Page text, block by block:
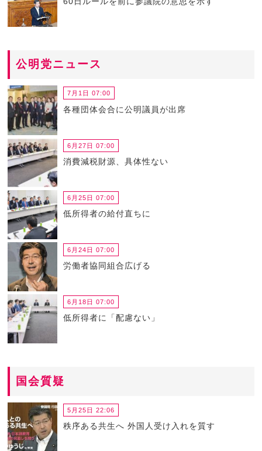
公明党ニュース
7月1日 07:00
各種団体会合に公明議員が出席
6月27日 07:00
消費減税財源、具体性ない
6月25日 07:00
低所得者の給付直ちに
6月24日 07:00
労働者協同組合広げる
6月18日 07:00
低所得者に「配慮ない」
国会質疑
5月25日 22:06
秩序ある共生へ 外国人受け入れを質す